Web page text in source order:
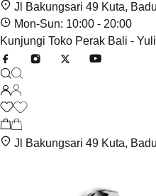
Jl Bakungsari 49 Kuta,
Mon-Sun: 10:00 - 20:00
Kunjungi Toko Perak Bali -
Jl Bakungsari 49 Kuta,